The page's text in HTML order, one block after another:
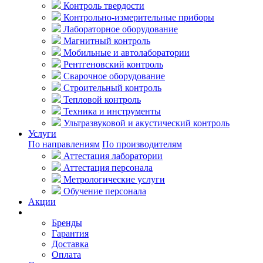
Контроль твердости
Контрольно-измерительные приборы
Лабораторное оборудование
Магнитный контроль
Мобильные и автолаборатории
Рентгеновский контроль
Сварочное оборудование
Строительный контроль
Тепловой контроль
Техника и инструменты
Ультразвуковой и акустический контроль
Услуги
По направлениям По производителям
Аттестация лаборатории
Аттестация персонала
Метрологические услуги
Обучение персонала
Акции
Бренды
Гарантия
Доставка
Оплата